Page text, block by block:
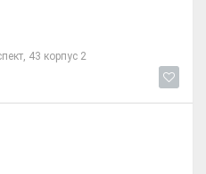
43 корпус 2